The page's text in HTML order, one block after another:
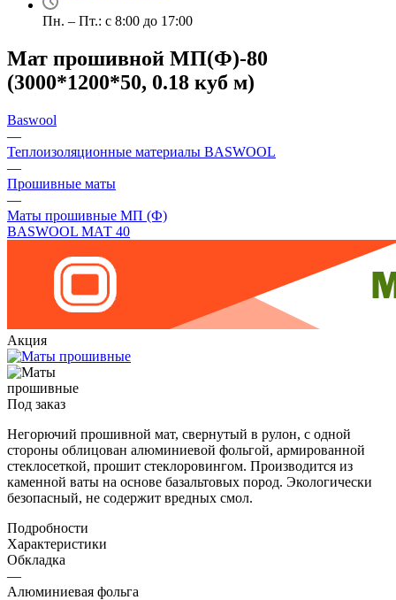
Пн. – Пт.: с 8:00 до 17:00
Мат прошивной МП(Ф)-80
(3000*1200*50, 0.18 куб м)
Baswool
—
Теплоизоляционные материалы BASWOOL
—
Прошивные маты
—
Маты прошивные МП (Ф)
BASWOOL МАТ 40
Акция
Под заказ
Негорючий прошивной мат, свернутый в рулон, с одной
стороны облицован алюминиевой фольгой, армированной
стеклосеткой, прошит стеклоровингом. Производится из
каменной ваты на основе базальтовых пород. Экологически
безопасный, не содержит вредных смол.
Подробности
Характеристики
Обкладка
—
Алюминиевая фольга